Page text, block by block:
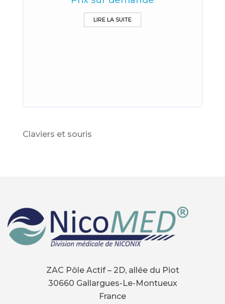
LIRE LA SUITE
Claviers et souris
ZAC Pôle Actif – 2D, allée du Piot
30660 Gallargues-Le-Montueux
France